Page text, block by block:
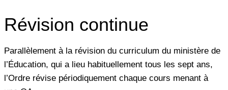
Révision continue
Parallèlement à la révision du curriculum du ministère de
l’Éducation, qui a lieu habituellement tous les sept ans,
l’Ordre révise périodiquement chaque cours menant à